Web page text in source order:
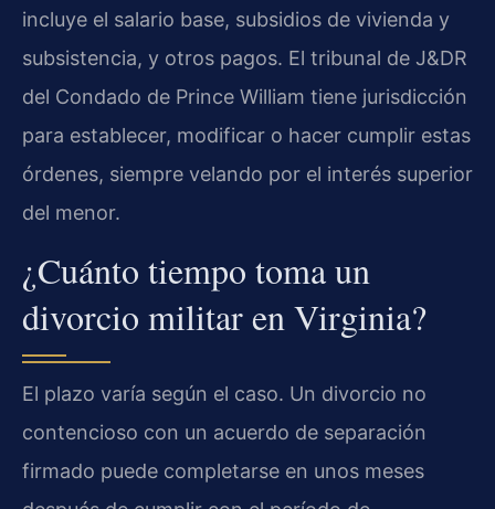
incluye el salario base, subsidios de vivienda y
subsistencia, y otros pagos. El tribunal de J&DR
del Condado de Prince William tiene jurisdicción
para establecer, modificar o hacer cumplir estas
órdenes, siempre velando por el interés superior
del menor.
¿Cuánto tiempo toma un
divorcio militar en Virginia?
El plazo varía según el caso. Un divorcio no
contencioso con un acuerdo de separación
firmado puede completarse en unos meses